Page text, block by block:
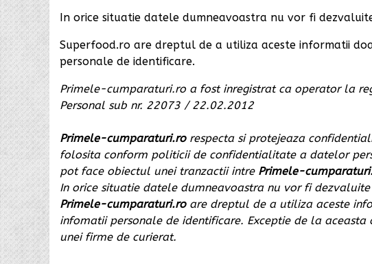
In orice situatie datele dumneavoastra nu vor fi
Superfood.ro are dreptul de a utiliza aceste informatii
personale de identificare.
Primele-cumparaturi.ro a fost inregistrat ca operator la
Personal sub nr. 22073 / 22.02.2012
Primele-cumparaturi.rorespecta si protejeaza
folosita conform politicii de confidentialitate a datelor
pot face obiectul unei tranzactii intre Primele-
In orice situatie datele dumneavoastra nu vor fi
Primele-cumparaturi.roare dreptul de a utiliza aceste
infomatii personale de identificare. Exceptie de la
unei firme de curierat.